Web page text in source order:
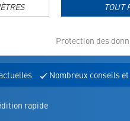
TOUT
Protection des
Nombreux conseils
rapide